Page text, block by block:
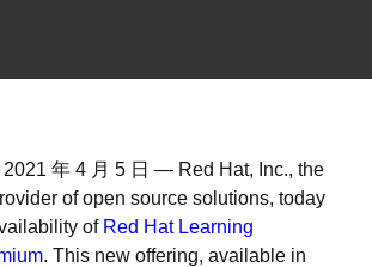
2021 年 4 月 5 日 — Red Hat, Inc., the
of open source solutions, today
of Red Hat Learning
. This new offering, available in